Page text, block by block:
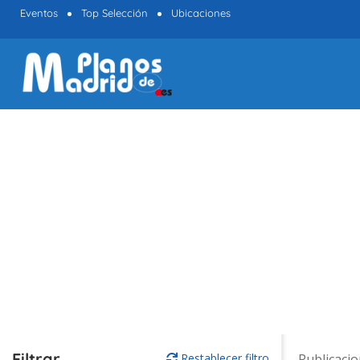
Eventos Top Selección Ubicaciones